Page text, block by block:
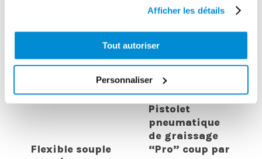
Afficher les détails
Tout autoriser
Personnaliser
Flexible souple
Pistolet
pneumatique
de graissage
“Pro” coup par